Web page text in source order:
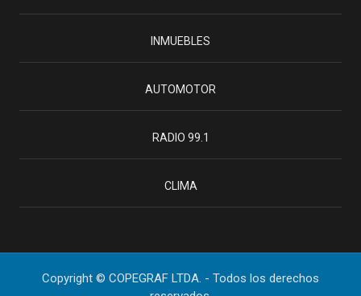
INMUEBLES
AUTOMOTOR
RADIO 99.1
CLIMA
Copyright © COPEGRAF LTDA. - Todos los derechos